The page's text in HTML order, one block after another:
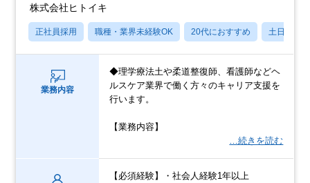
株式会社ヒトイキ
正社員採用 職種・業界未経験OK 20代におすすめ 土日祝休み
業務内容
◆理学療法土や柔道整復師、看護師などヘ
ルスケア業界で働く方々のキャリア支援を
行います。
【業務内容】
…続きを読む
【必須経験】・社会人経験1年以上